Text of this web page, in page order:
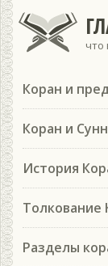
что
Коран и
Коран и
История
Толкование
Разделы